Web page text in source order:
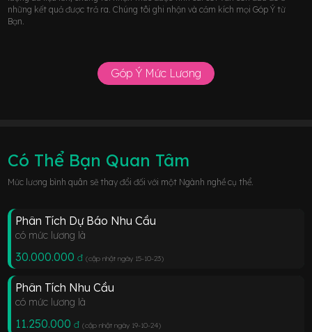
những kết quả được trả ra. Chúng tôi ghi nhận và cảm kích mọi Góp Ý từ
Bạn.
Góp Ý Mức Lương
Có Thể Bạn Quan Tâm
Mức lương bình quân sẽ thay đổi đối với một Ngành nghề cụ thể.
Phân Tích Dự Báo Nhu Cầu
có mức lương là
30.000.000 đ (cập nhật ngày 15-10-23)
Phân Tích Nhu Cầu
có mức lương là
11.250.000 đ (cập nhật ngày 19-10-24)